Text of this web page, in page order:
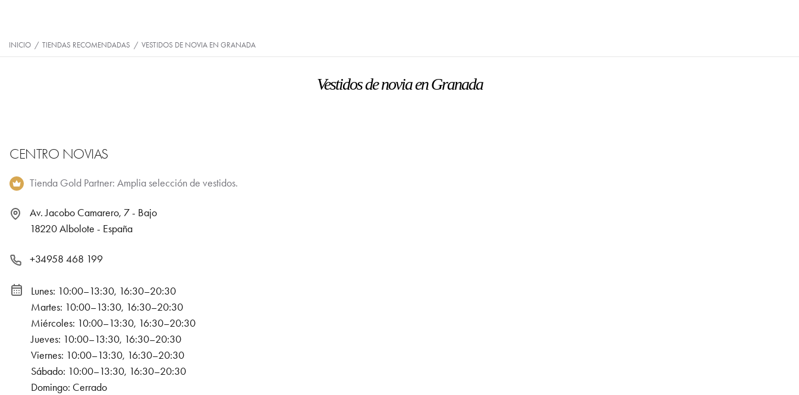
INICIO / TIENDAS RECOMENDADAS / VESTIDOS DE NOVIA EN GRANADA
Vestidos de novia en Granada
CENTRO NOVIAS
Tienda Gold Partner: Amplia selección de vestidos.
Av. Jacobo Camarero, 7 - Bajo
18220 Albolote - España
+34958 468 199
Lunes: 10:00–13:30, 16:30–20:30
Martes: 10:00–13:30, 16:30–20:30
Miércoles: 10:00–13:30, 16:30–20:30
Jueves: 10:00–13:30, 16:30–20:30
Viernes: 10:00–13:30, 16:30–20:30
Sábado: 10:00–13:30, 16:30–20:30
Domingo: Cerrado